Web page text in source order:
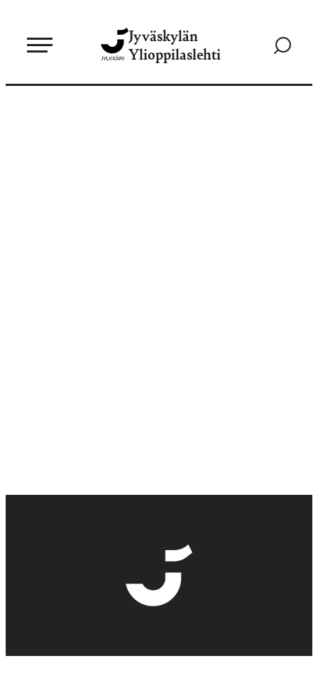
sisältöön
Jyväskylän
Ylioppilaslehti
Siirry